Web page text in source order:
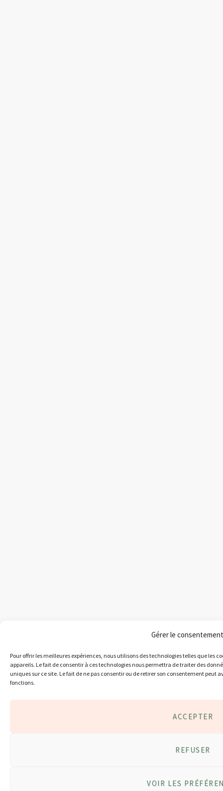
Gérer le consentement
Pour offrir les meilleures expériences, nous utilisons des technologies telles que les
appareils. Le fait de consentir à ces technologies nous permettra de traiter des
uniques sur ce site. Le fait de ne pas consentir ou de retirer son consentement
fonctions.
ACCEPTER
REFUSER
VOIR LES